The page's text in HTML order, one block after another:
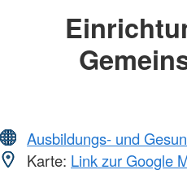
Ausbildungs- und
Karte: Link zur Google